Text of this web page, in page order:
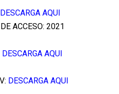
DESCARGA AQUI
ACCESO: 2021
DESCARGA AQUI
DESCARGA AQUI